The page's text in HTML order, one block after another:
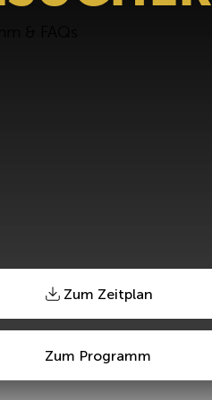
Zum Zeitplan
Zum Programm